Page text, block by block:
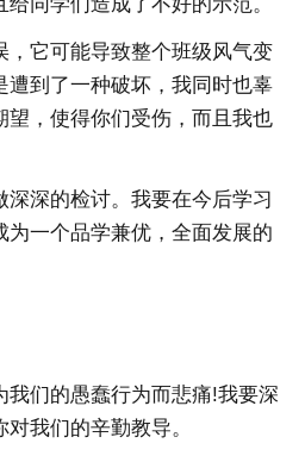
，它可能导致整个班级风气变
遭到了一种破坏，我同时也辜
望，使得你们受伤，而且我也
深深的检讨。我要在今后学习
为一个品学兼优，全面发展的
我们的愚蠢行为而悲痛!我要深
我们的辛勤教导。